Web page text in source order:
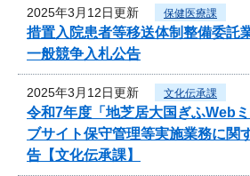
2025年3月12日更新 保健医療課
措置入院患者等移送体制整備委託
一般競争入札公告
2025年3月12日更新 文化伝承課
令和7年度「地芝居大国ぎふWeb
ブサイト保守管理等実施業務に関
告【文化伝承課】